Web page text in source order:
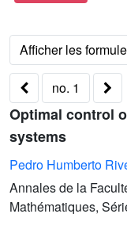
no. 1
Optimal control
systems
Pedro Humberto
Annales de la
Mathématiques,